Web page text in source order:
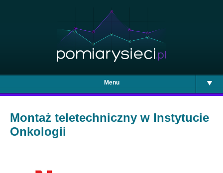
Menu
Montaż teletechniczny w Instytucie
Onkologii